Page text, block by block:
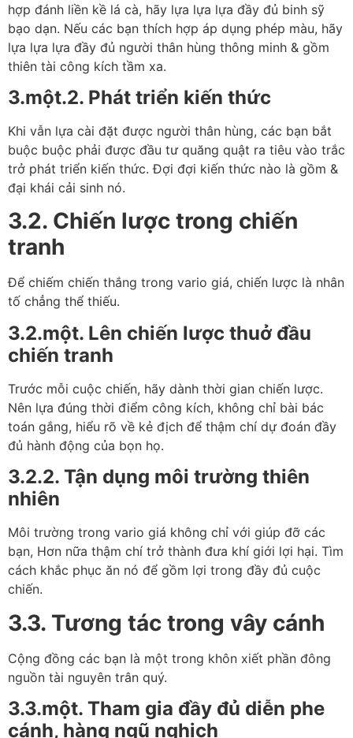
hợp đánh liền kề lá cà, hãy lựa lựa lựa đầy đủ binh sỹ
bạo dạn. Nếu các bạn thích hợp áp dụng phép màu, hãy
lựa lựa lựa đầy đủ người thân hùng thông minh & gồm
thiên tài công kích tầm xa.
3.một.2. Phát triển kiến thức
Khi vẫn lựa cài đặt được người thân hùng, các bạn bắt
buộc buộc phải được đầu tư quăng quật ra tiêu vào trắc
trở phát triển kiến thức. Đợi đợi kiến thức nào là gồm &
đại khái cải sinh nó.
3.2. Chiến lược trong chiến
tranh
Để chiếm chiến thắng trong vario giá, chiến lược là nhân
tố chẳng thể thiếu.
3.2.một. Lên chiến lược thuở đầu
chiến tranh
Trước mỗi cuộc chiến, hãy dành thời gian chiến lược.
Nên lựa đúng thời điểm công kích, không chỉ bài bác
toán gắng, hiểu rõ về kẻ địch để thậm chí dự đoán đầy
đủ hành động của bọn họ.
3.2.2. Tận dụng môi trường thiên
nhiên
Môi trường trong vario giá không chỉ với giúp đỡ các
bạn, Hơn nữa thậm chí trở thành đưa khí giới lợi hại. Tìm
cách khắc phục ăn nó để gồm lợi trong đầy đủ cuộc
chiến.
3.3. Tương tác trong vây cánh
Cộng đồng các bạn là một trong khôn xiết phần đông
nguồn tài nguyên trân quý.
3.3.một. Tham gia đầy đủ diễn phe
cánh, hàng ngũ nghịch